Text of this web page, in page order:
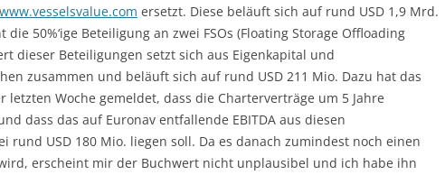
www.vesselsvalue.com ersetzt. Diese beläuft sich auf rund USD 1,9 Mrd.
50%‘ige Beteiligung an zwei FSOs (Floating Storage Offloading
dieser Beteiligungen setzt sich aus Eigenkapital und
zusammen und beläuft sich auf rund USD 211 Mio. Dazu hat das
letzten Woche gemeldet, dass die Charterverträge um 5 Jahre
dass das auf Euronav entfallende EBITDA aus diesen
rund USD 180 Mio. liegen soll. Da es danach zumindest noch einen
erscheint mir der Buchwert nicht unplausibel und ich habe ihn